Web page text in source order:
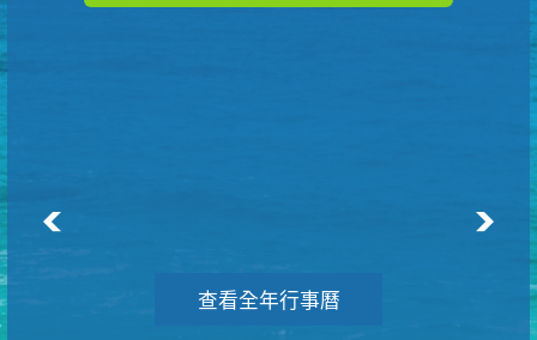
查看全年行事曆